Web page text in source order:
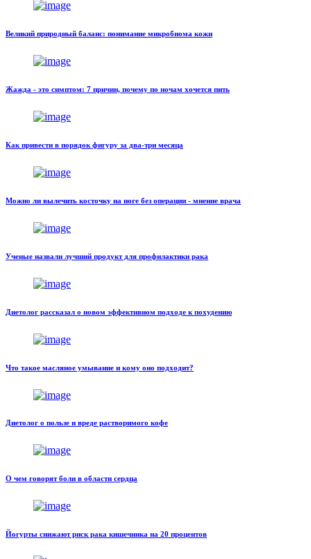
Великий природный баланс: понимание микробиома кожи
Жажда - это симптом: 7 причин, почему по ночам хочется пить
Как привести в порядок фигуру за два-три месяца
Можно ли вылечить косточку на ноге без операции - мнение врача
Ученые назвали лучший продукт для профилактики рака
Диетолог рассказал о новом эффективном подходе к похудению
Что такое масляное умывание и кому оно подходит?
Диетолог о пользе и вреде растворимого кофе
О чем говорят боли в области сердца
Йогурты снижают риск рака кишечника на 20 процентов